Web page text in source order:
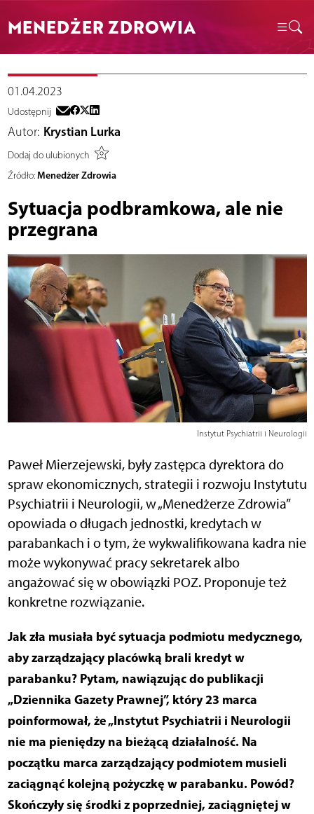
MENEDŻER ZDROWIA
01.04.2023
Udostępnij
Autor: Krystian Lurka
Dodaj do ulubionych
Źródło: Menedżer Zdrowia
Sytuacja podbramkowa, ale nie
przegrana
Instytut Psychiatrii i Neurologii
Paweł Mierzejewski, były zastępca dyrektora do
spraw ekonomicznych, strategii i rozwoju Instytutu
Psychiatrii i Neurologii, w „Menedżerze Zdrowia”
opowiada o długach jednostki, kredytach w
parabankach i o tym, że wykwalifikowana kadra nie
może wykonywać pracy sekretarek albo
angażować się w obowiązki POZ. Proponuje też
konkretne rozwiązanie.
Jak zła musiała być sytuacja podmiotu medycznego,
aby zarządzający placówką brali kredyt w
parabanku? Pytam, nawiązując do publikacji
„Dziennika Gazety Prawnej”, który 23 marca
poinformował, że „Instytut Psychiatrii i Neurologii
nie ma pieniędzy na bieżącą działalność. Na
początku marca zarządzający podmiotem musieli
zaciągnąć kolejną pożyczkę w parabanku. Powód?
Skończyły się środki z poprzedniej, zaciągniętej w